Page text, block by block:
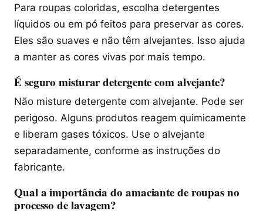
Para roupas coloridas, escolha detergentes
líquidos ou em pó feitos para preservar as cores.
Eles são suaves e não têm alvejantes. Isso ajuda
a manter as cores vivas por mais tempo.
É seguro misturar detergente com alvejante?
Não misture detergente com alvejante. Pode ser
perigoso. Alguns produtos reagem quimicamente
e liberam gases tóxicos. Use o alvejante
separadamente, conforme as instruções do
fabricante.
Qual a importância do amaciante de roupas no
processo de lavagem?